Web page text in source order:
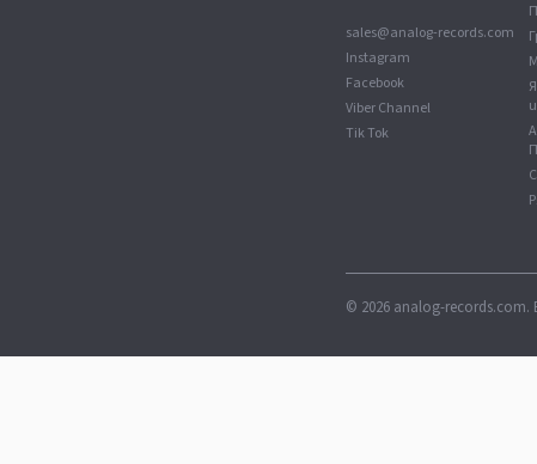
sales@analog-records.com
Instagram
Facebook
Viber Channel
Tik Tok
© 2026analog-records.com.